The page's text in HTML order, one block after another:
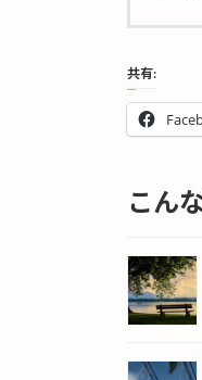
共有:
こん